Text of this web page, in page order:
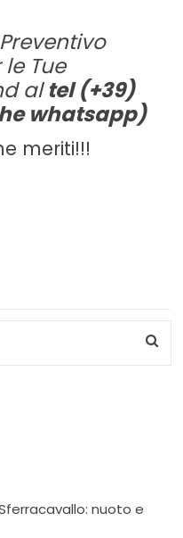
Tue
altel (+39)
whatsapp)
meriti!!!
nuoto e